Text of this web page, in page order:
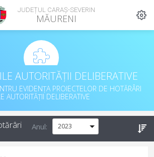
JUDEȚUL CARAȘ-SEVERIN
MĂURENI
AUTORITĂȚII DELIBERATIVE
EVIDENȚA PROIECTELOR DE HOTĂRÂRI
AUTORITĂȚII DELIBERATIVE
Anul: